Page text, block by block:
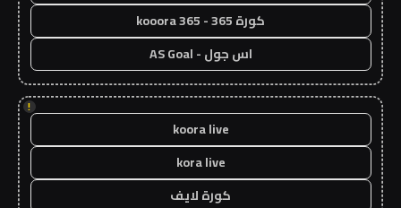
كورة 365 - kooora 365
اس جول - AS Goal
!
koora live
kora live
كورة لايف